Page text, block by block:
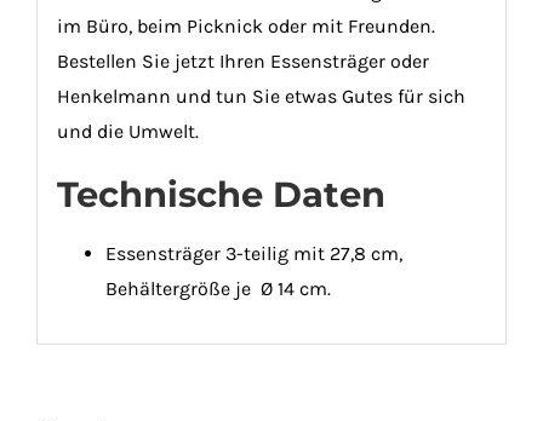
im Büro, beim Picknick oder mit Freunden.
Bestellen Sie jetzt Ihren Essensträger oder
Henkelmann und tun Sie etwas Gutes für sich
und die Umwelt.
Technische Daten
Essensträger 3-teilig mit 27,8 cm,
Behältergröße je Ø 14 cm.